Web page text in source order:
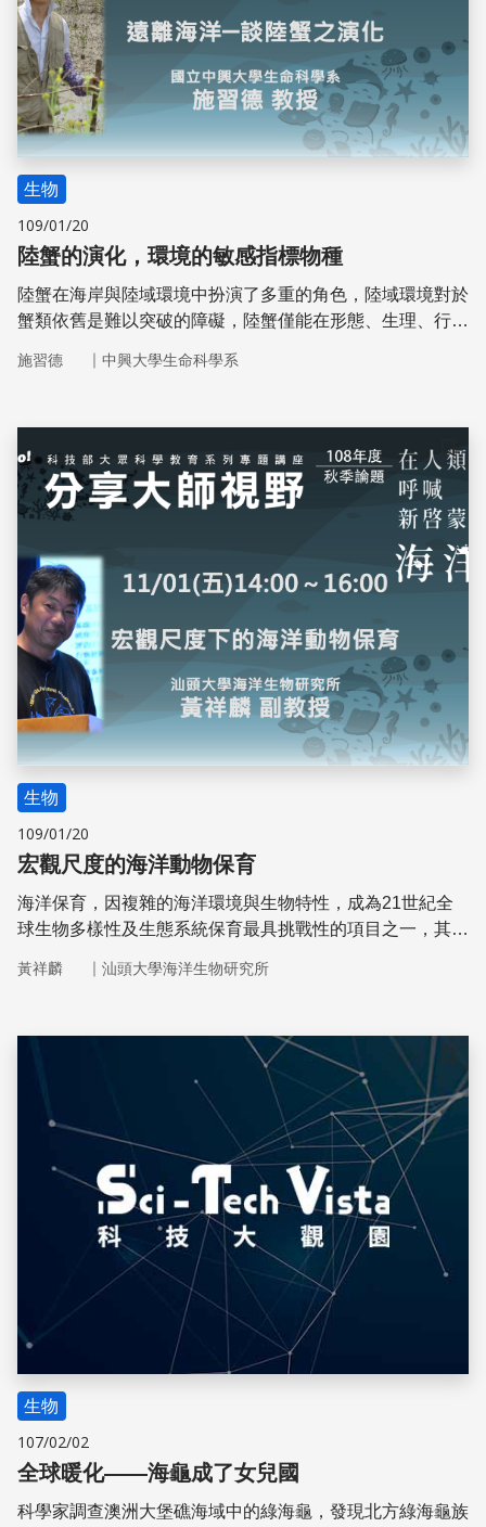
生物
109/01/20
陸蟹的演化，環境的敏感指標物種
陸蟹在海岸與陸域環境中扮演了多重的角色，陸域環境對於
蟹類依舊是難以突破的障礙，陸蟹僅能在形態、生理、行為
讓陸蟹成功進駐，使陸蟹成為環境的敏感指標物種。因此多
作。
施習德 ｜ 中興大學生命科學系
儲存
生物
109/01/20
宏觀尺度的海洋動物保育
海洋保育，因複雜的海洋環境與生物特性，成為21世紀全
球生物多樣性及生態系統保育最具挑戰性的項目之一，其科
靠某一個政府單位或民間志願者與團體，而必須從國家行政
黃祥麟 ｜ 汕頭大學海洋生物研究所
儲存
生物
107/02/02
全球暖化——海龜成了女兒國
科學家調查澳洲大堡礁海域中的綠海龜，發現北方綠海龜族